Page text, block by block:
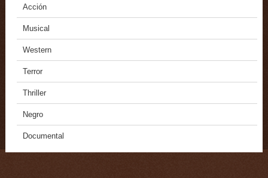
Acción
Musical
Western
Terror
Thriller
Negro
Documental